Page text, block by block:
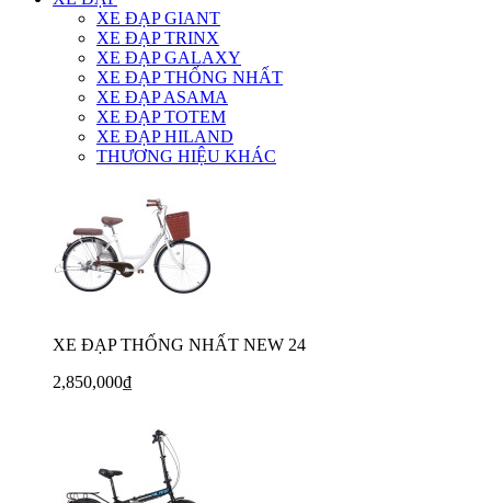
XE ĐẠP GIANT
XE ĐẠP TRINX
XE ĐẠP GALAXY
XE ĐẠP THỐNG NHẤT
XE ĐẠP ASAMA
XE ĐẠP TOTEM
XE ĐẠP HILAND
THƯƠNG HIỆU KHÁC
XE ĐẠP THỐNG NHẤT NEW 24
2,850,000₫